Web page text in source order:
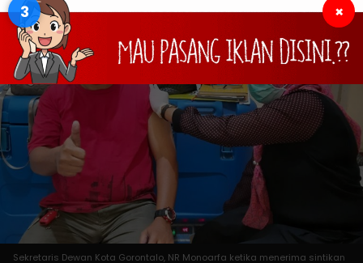
2 ×
Sekretaris Dewan Kota Gorontalo, NR Monoarfa ketika menerima sintikan